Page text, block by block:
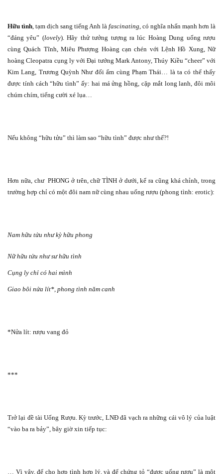
Hữu tình, tạm dịch sang tiếng Anh là fascinating, có nghĩa nhấn mạnh hơn là
“đáng yêu” (lovely). Hãy thử tưởng tượng ra lúc Hoàng Dung uống rượu
cùng Quách Tĩnh, Miêu Phượng Hoàng cạn chén với Lệnh Hồ Xung, Nữ
hoàng Cleopatra cụng ly với Đại tướng Mark Antony, Thúy Kiều “cheer” với
Kim Lang, Trương Quỳnh Như đối ẩm cùng Phạm Thái… là ta có thể thấy
được tính cách “hữu tình” ấy: hai má ửng hồng, cặp mắt long lanh, đôi môi
chúm chím, tiếng cười xé lụa…
Nếu không “hữu tửu” thì làm sao “hữu tình” được như thế?!
Hơn nữa, chư PHONG ở trên, chữ TÌNH ở dưới, kể ra cũng khá chỉnh, trong
trường hợp chỉ có một đôi nam nữ cùng nhau uống rượu (phong tình: erotic):
Nam hữu tửu như kỳ hữu phong
Nữ hữu tửu như sư hữu tình
Cụng ly chỉ có hai mình
Giao bôi nửa lít*, phong tình năm canh
*Nửa lít: rượu vang đỏ
***
Trở lại đề tài Uống Rượu. Kỳ trước, LNĐ đã vạch ra những cái vô lý của luật
“vào ba ra bảy”, bây giờ xin tiếp tục:
… Vì vậy, để cho hợp tình hợp lý, và để chứng tỏ “được uống rượu” là một